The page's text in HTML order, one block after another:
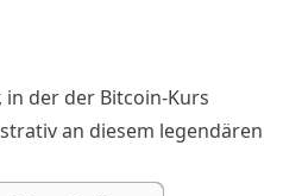
in der der Bitcoin-Kurs
an diesem legendären